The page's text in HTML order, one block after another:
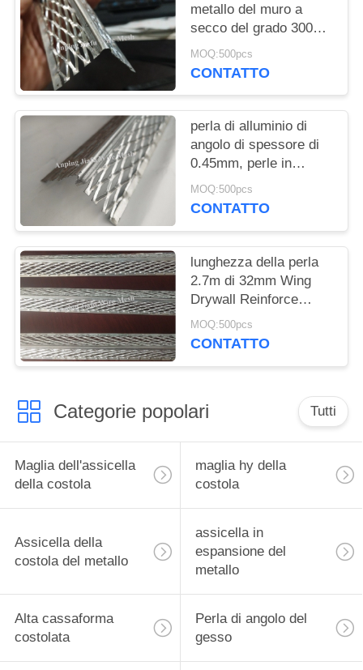
metallo del muro a
secco del grado 3003
della lega di alluminio
in espansione con la
MOQ:500pcs
CONTATTO
perla di alluminio di
angolo di spessore di
0.45mm, perle in
espansione del gesso
dell'angolo di metallo
MOQ:500pcs
CONTATTO
lunghezza della perla
2.7m di 32mm Wing
Drywall Reinforce
Aluminum Angle
MOQ:500pcs
CONTATTO
Categorie popolari Tutti
Maglia dell'assicella
della costola
maglia hy della
costola
Assicella della
costola del metallo
assicella in
espansione del
metallo
Alta cassaforma
costolata
Perla di angolo del
gesso